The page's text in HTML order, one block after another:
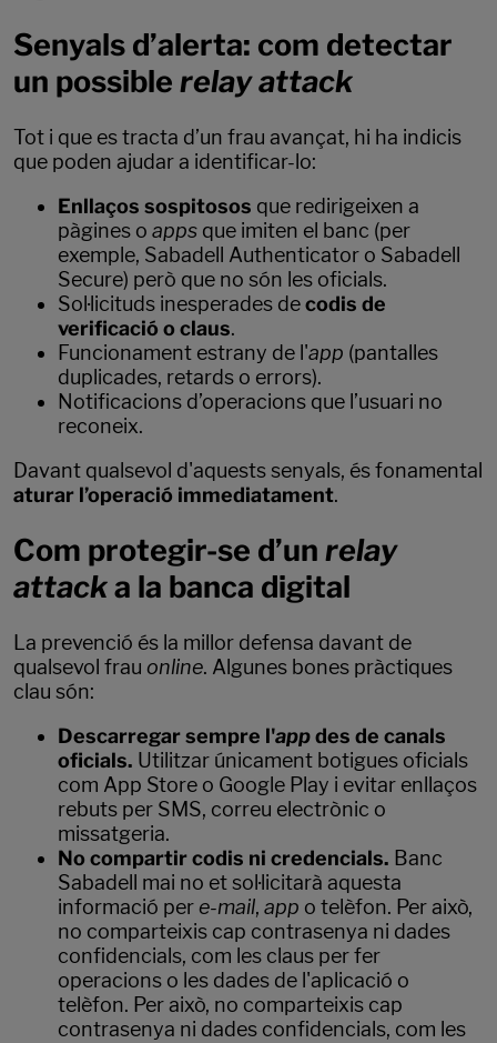
Senyals d’alerta: com detectar
un possible relay attack
Tot i que es tracta d’un frau avançat, hi ha indicis
que poden ajudar a identificar-lo:
Enllaços sospitosos que redirigeixen a
pàgines o apps que imiten el banc (per
exemple, Sabadell Authenticator o Sabadell
Secure) però que no són les oficials.
Sol·licituds inesperades decodis de
verificació o claus.
Funcionament estrany de l'app (pantalles
duplicades, retards o errors).
Notificacions d’operacions que l’usuari no
reconeix.
Davant qualsevol d'aquests senyals, és fonamental
aturar l’operació immediatament.
Com protegir-se d’un relay
attacka la banca digital
La prevenció és la millor defensa davant de
qualsevol frau online. Algunes bones pràctiques
clau són:
Descarregar sempre l'appdes de canals
oficials. Utilitzar únicament botigues oficials
com App Store o Google Play i evitar enllaços
rebuts per SMS, correu electrònic o
missatgeria.
No compartir codis ni credencials. Banc
Sabadell mai no et sol·licitarà aquesta
informació per e-mail, app o telèfon. Per això,
no comparteixis cap contrasenya ni dades
confidencials, com les claus per fer
operacions o les dades de l'aplicació o
telèfon. Per això, no comparteixis cap
contrasenya ni dades confidencials, com les